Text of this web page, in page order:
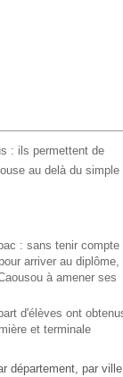
: ils permettent de
au delà du simple
: sans tenir compte
arriver au diplôme,
à amener ses
d'élèves ont
et terminale
département, par ville